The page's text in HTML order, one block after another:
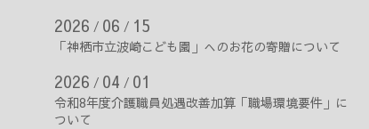
2026 / 06 / 15
「神栖市立波崎こども園」へのお花の寄贈について
2026 / 04 / 01
令和8年度介護職員処遇改善加算「職場環境要件」に
ついて